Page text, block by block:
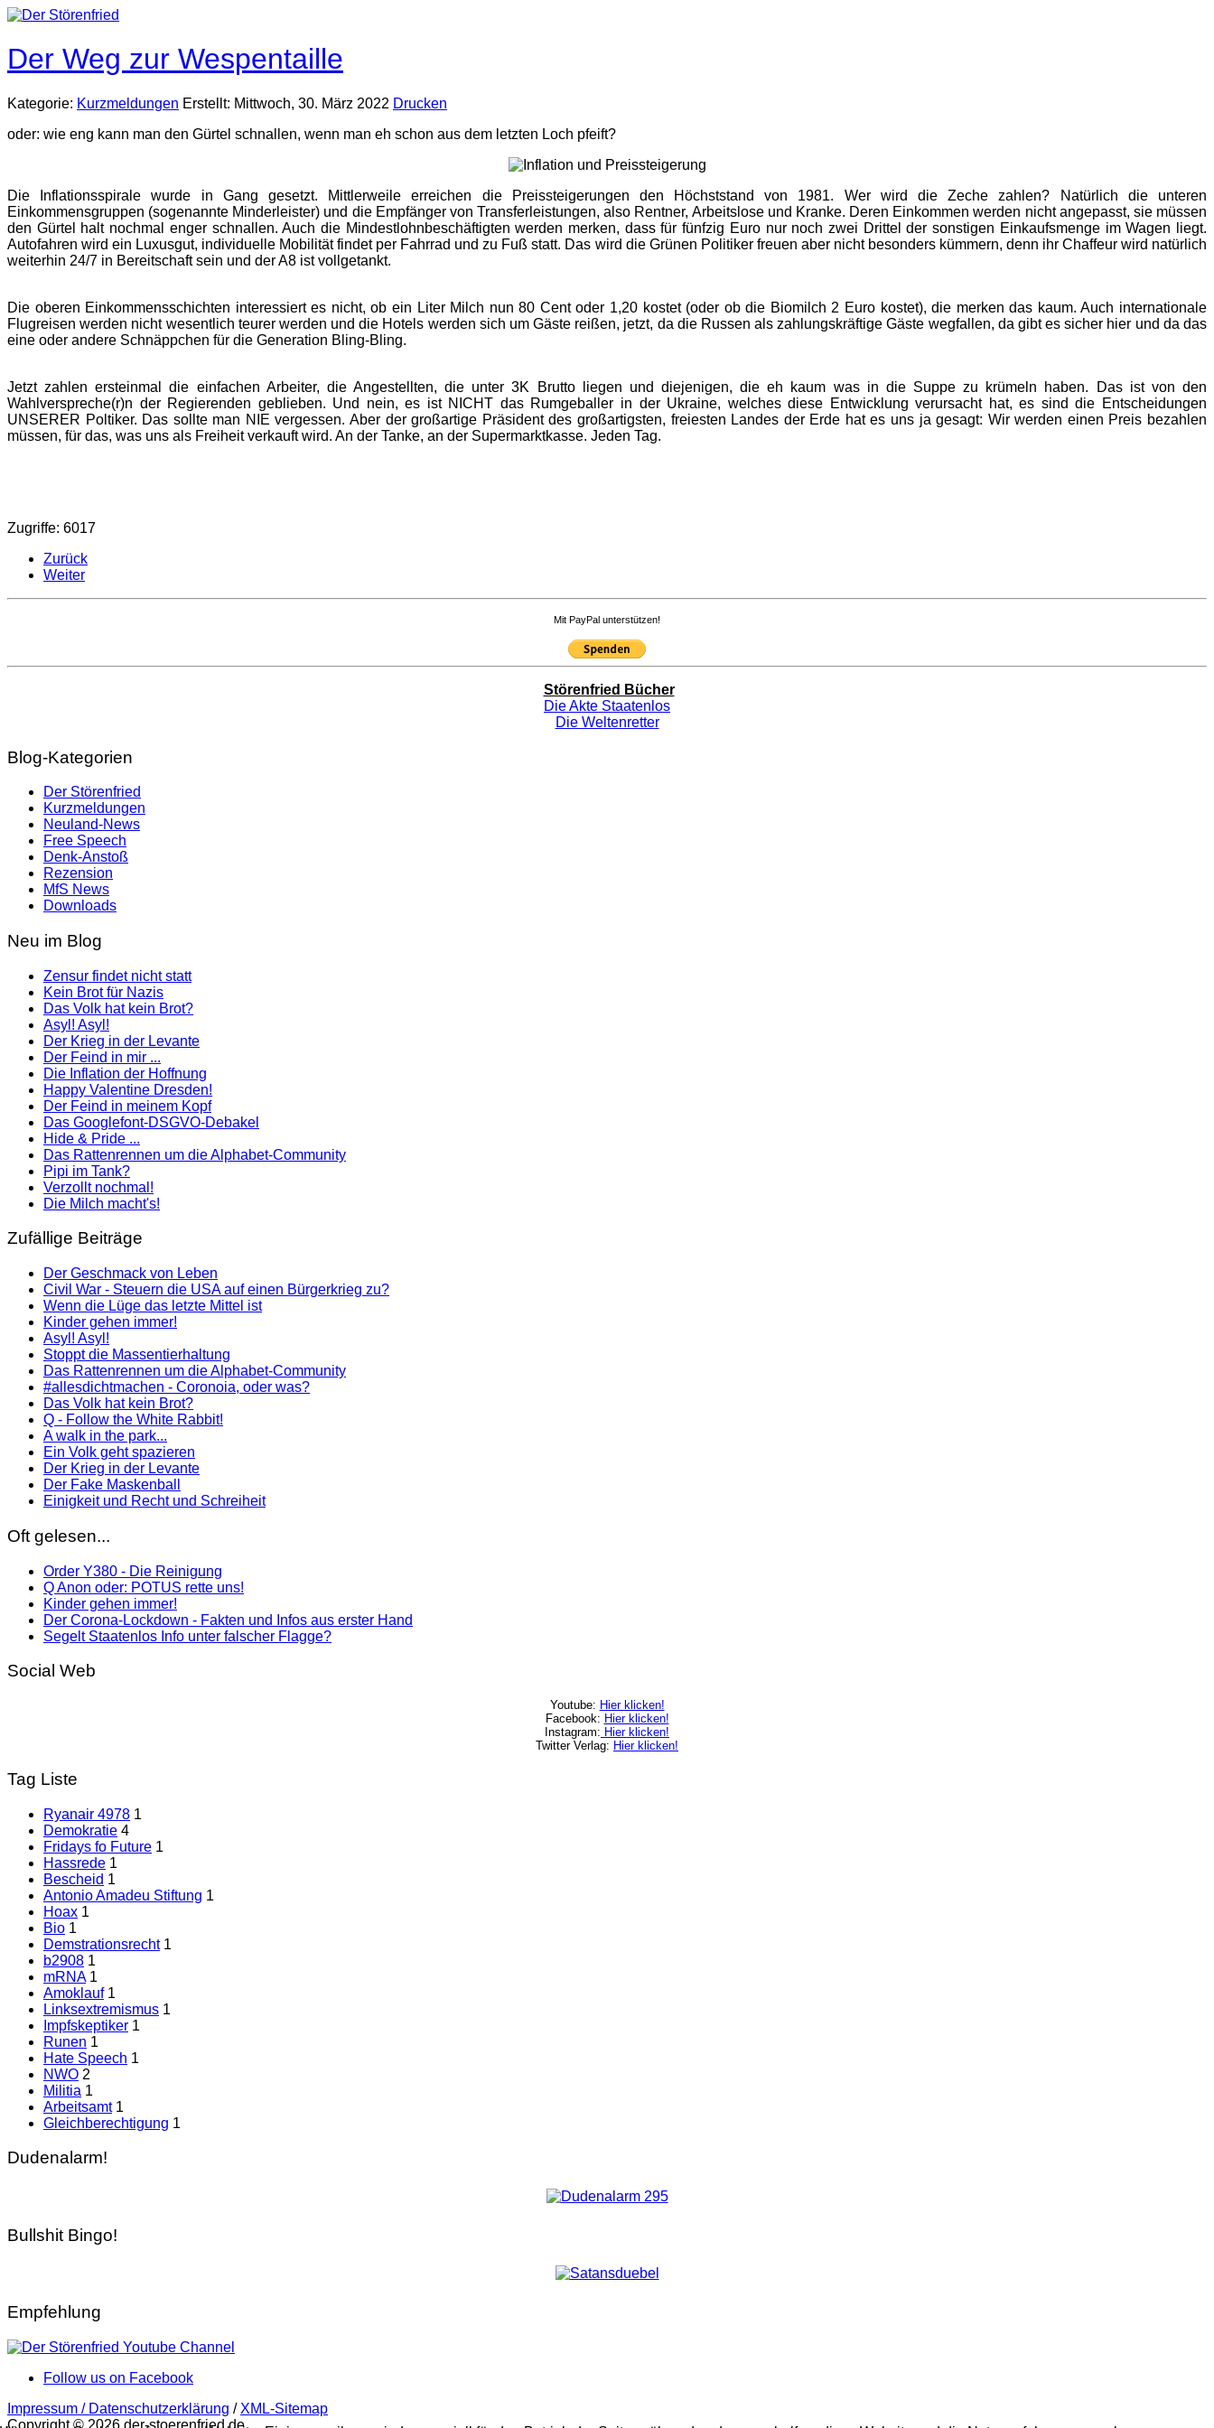
Der Weg zur Wespentaille
Kategorie: Kurzmeldungen Erstellt: Mittwoch, 30. März 2022 Drucken
oder: wie eng kann man den Gürtel schnallen, wenn man eh schon aus dem letzten Loch pfeift?
Die Inflationsspirale wurde in Gang gesetzt. Mittlerweile erreichen die Preissteigerungen den Höchststand von 1981. Wer wird die Zeche zahlen? Natürlich die unteren
Einkommensgruppen (sogenannte Minderleister) und die Empfänger von Transferleistungen, also Rentner, Arbeitslose und Kranke. Deren Einkommen werden nicht angepasst, sie müssen
den Gürtel halt nochmal enger schnallen. Auch die Mindestlohnbeschäftigten werden merken, dass für fünfzig Euro nur noch zwei Drittel der sonstigen Einkaufsmenge im Wagen liegt.
Autofahren wird ein Luxusgut, individuelle Mobilität findet per Fahrrad und zu Fuß statt. Das wird die Grünen Politiker freuen aber nicht besonders kümmern, denn ihr Chaffeur wird natürlich
weiterhin 24/7 in Bereitschaft sein und der A8 ist vollgetankt.
Die oberen Einkommensschichten interessiert es nicht, ob ein Liter Milch nun 80 Cent oder 1,20 kostet (oder ob die Biomilch 2 Euro kostet), die merken das kaum. Auch internationale
Flugreisen werden nicht wesentlich teurer werden und die Hotels werden sich um Gäste reißen, jetzt, da die Russen als zahlungskräftige Gäste wegfallen, da gibt es sicher hier und da das
eine oder andere Schnäppchen für die Generation Bling-Bling.
Jetzt zahlen ersteinmal die einfachen Arbeiter, die Angestellten, die unter 3K Brutto liegen und diejenigen, die eh kaum was in die Suppe zu krümeln haben. Das ist von den
Wahlverspreche(r)n der Regierenden geblieben. Und nein, es ist NICHT das Rumgeballer in der Ukraine, welches diese Entwicklung verursacht hat, es sind die Entscheidungen
UNSERER Poltiker. Das sollte man NIE vergessen. Aber der großartige Präsident des großartigsten, freiesten Landes der Erde hat es uns ja gesagt: Wir werden einen Preis bezahlen
müssen, für das, was uns als Freiheit verkauft wird. An der Tanke, an der Supermarktkasse. Jeden Tag.
Zugriffe: 6017
Zurück
Weiter
Mit PayPal unterstützen!
Störenfried Bücher
Die Akte Staatenlos
Die Weltenretter
Blog-Kategorien
Der Störenfried
Kurzmeldungen
Neuland-News
Free Speech
Denk-Anstoß
Rezension
MfS News
Downloads
Neu im Blog
Zensur findet nicht statt
Kein Brot für Nazis
Das Volk hat kein Brot?
Asyl! Asyl!
Der Krieg in der Levante
Der Feind in mir ...
Die Inflation der Hoffnung
Happy Valentine Dresden!
Der Feind in meinem Kopf
Das Googlefont-DSGVO-Debakel
Hide & Pride ...
Das Rattenrennen um die Alphabet-Community
Pipi im Tank?
Verzollt nochmal!
Die Milch macht's!
Zufällige Beiträge
Der Geschmack von Leben
Civil War - Steuern die USA auf einen Bürgerkrieg zu?
Wenn die Lüge das letzte Mittel ist
Kinder gehen immer!
Asyl! Asyl!
Stoppt die Massentierhaltung
Das Rattenrennen um die Alphabet-Community
#allesdichtmachen - Coronoia, oder was?
Das Volk hat kein Brot?
Q - Follow the White Rabbit!
A walk in the park...
Ein Volk geht spazieren
Der Krieg in der Levante
Der Fake Maskenball
Einigkeit und Recht und Schreiheit
Oft gelesen...
Order Y380 - Die Reinigung
Q Anon oder: POTUS rette uns!
Kinder gehen immer!
Der Corona-Lockdown - Fakten und Infos aus erster Hand
Segelt Staatenlos Info unter falscher Flagge?
Social Web
Youtube: Hier klicken!
Facebook: Hier klicken!
Instagram: Hier klicken!
Twitter Verlag: Hier klicken!
Tag Liste
Ryanair 4978 1
Demokratie 4
Fridays fo Future 1
Hassrede 1
Bescheid 1
Antonio Amadeu Stiftung 1
Hoax 1
Bio 1
Demstrationsrecht 1
b2908 1
mRNA 1
Amoklauf 1
Linksextremismus 1
Impfskeptiker 1
Runen 1
Hate Speech 1
NWO 2
Militia 1
Arbeitsamt 1
Gleichberechtigung 1
Dudenalarm!
Bullshit Bingo!
Empfehlung
Follow us on Facebook
Impressum / Datenschutzerklärung / XML-Sitemap
Copyright © 2026 der-stoerenfried.de